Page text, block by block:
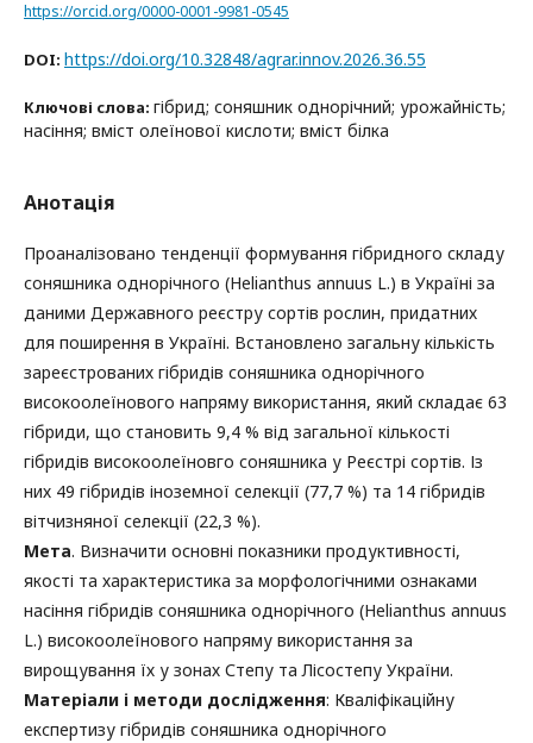
https://orcid.org/0000-0001-9981-0545
DOI: https://doi.org/10.32848/agrar.innov.2026.36.55
Ключові слова: гібрид; соняшник однорічний; урожайність;
насіння; вміст олеїнової кислоти; вміст білка
Анотація
Проаналізовано тенденції формування гібридного складу
соняшника однорічного (Helianthus annuus L.) в Україні за
даними Державного реєстру сортів рослин, придатних
для поширення в Україні. Встановлено загальну кількість
зареєстрованих гібридів соняшника однорічного
високоолеїнового напряму використання, який складає 63
гібриди, що становить 9,4 % від загальної кількості
гібридів високоолеїновго соняшника у Реєстрі сортів. Із
них 49 гібридів іноземної селекції (77,7 %) та 14 гібридів
вітчизняної селекції (22,3 %).
Мета. Визначити основні показники продуктивності,
якості та характеристика за морфологічними ознаками
насіння гібридів соняшника однорічного (Helianthus annuus
L.) високоолеїнового напряму використання за
вирощування їх у зонах Степу та Лісостепу України.
Матеріали і методи дослідження: Кваліфікаційну
експертизу гібридів соняшника однорічного